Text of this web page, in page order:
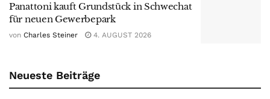
Panattoni kauft Grundstück in Schwechat
für neuen Gewerbepark
von Charles Steiner 4. AUGUST 2026
Neueste Beiträge